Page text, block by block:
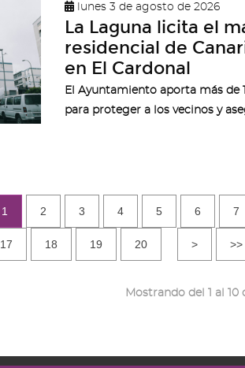
lunes 3 de agosto de 2026
La Laguna licita el
residencial de
en El Cardonal
El Ayuntamiento aporta más de
para proteger a los vecinos y
1 2 3 4 5 6 7
17 18 19 20 > >>
Mostrando del 1 al